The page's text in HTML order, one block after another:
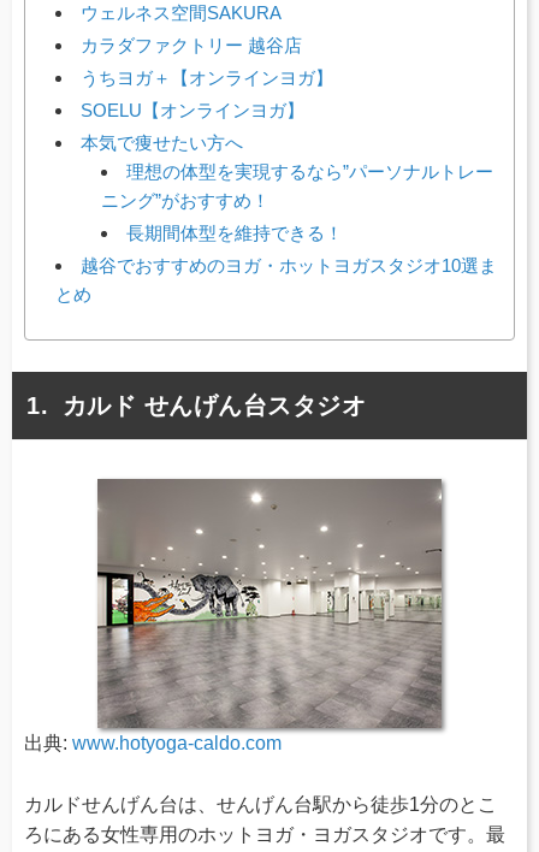
ウェルネス空間SAKURA
カラダファクトリー 越谷店
うちヨガ＋【オンラインヨガ】
SOELU【オンラインヨガ】
本気で痩せたい方へ
理想の体型を実現するなら”パーソナルトレー
ニング”がおすすめ！
長期間体型を維持できる！
越谷でおすすめのヨガ・ホットヨガスタジオ10選ま
とめ
カルド せんげん台スタジオ
出典: www.hotyoga-caldo.com
カルドせんげん台は、せんげん台駅から徒歩1分のとこ
ろにある女性専用のホットヨガ・ヨガスタジオです。最